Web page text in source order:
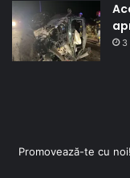
3
Promovează-te cu